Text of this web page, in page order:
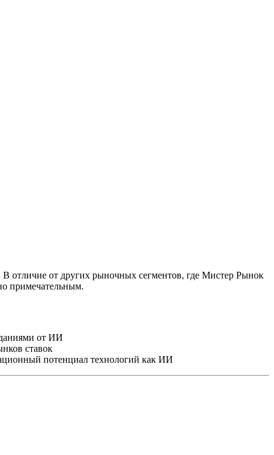
отличие от других рыночных сегментов, где Мистер Рынок
примечательным.
от ИИ
ставок
потенциал технологий как ИИ